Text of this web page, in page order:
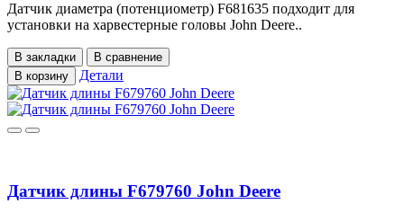
Датчик диаметра (потенциометр) F681635 подходит для
установки на харвестерные головы John Deere..
В закладки
В сравнение
В корзину
Детали
Датчик длины F679760 John Deere